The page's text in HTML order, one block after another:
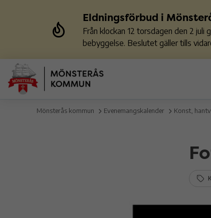
Eldningsförbud i
Från klockan 12 torsdagen den 2
bebyggelse. Beslutet gäller tills
Mönsterås kommun Evenemangskalender Konst,